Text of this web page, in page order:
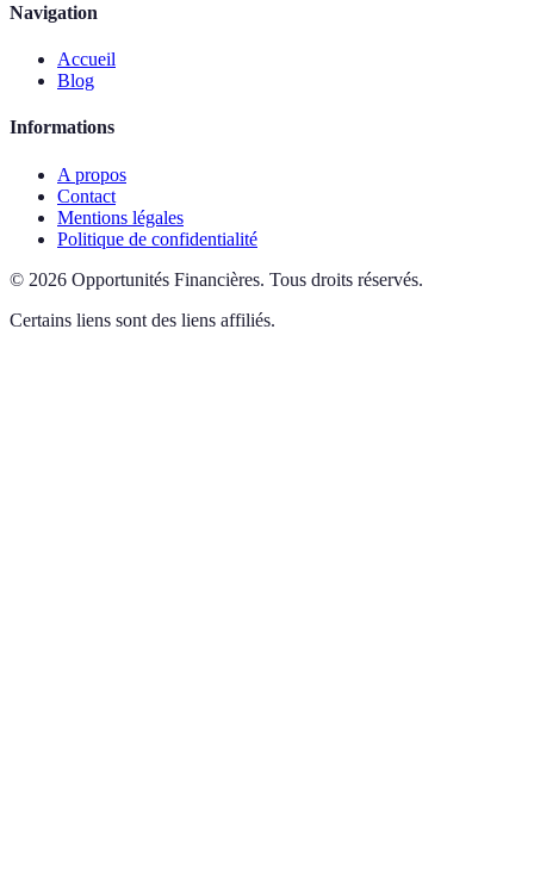
Navigation
Accueil
Blog
Informations
A propos
Contact
Mentions légales
Politique de confidentialité
© 2026 Opportunités Financières. Tous droits réservés.
Certains liens sont des liens affiliés.